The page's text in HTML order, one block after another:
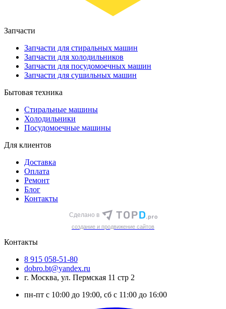
Запчасти
Запчасти для стиральных машин
Запчасти для холодильников
Запчасти для посудомоечных машин
Запчасти для сушильных машин
Бытовая техника
Стиральные машины
Холодильники
Посудомоечные машины
Для клиентов
Доставка
Оплата
Ремонт
Блог
Контакты
Сделано в
cоздание и продвижение сайтов
Контакты
8 915 058-51-80
dobro.bt@yandex.ru
г. Москва, ул. Пермская 11 стр 2
пн-пт с 10:00 до 19:00, сб с 11:00 до 16:00